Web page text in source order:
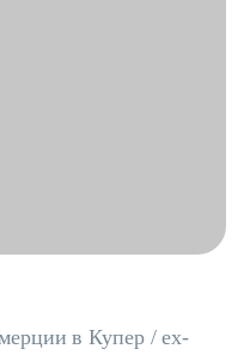
в Купер / ex-